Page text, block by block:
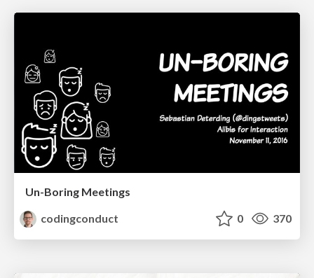
Un-Boring Meetings
codingconduct
0 370